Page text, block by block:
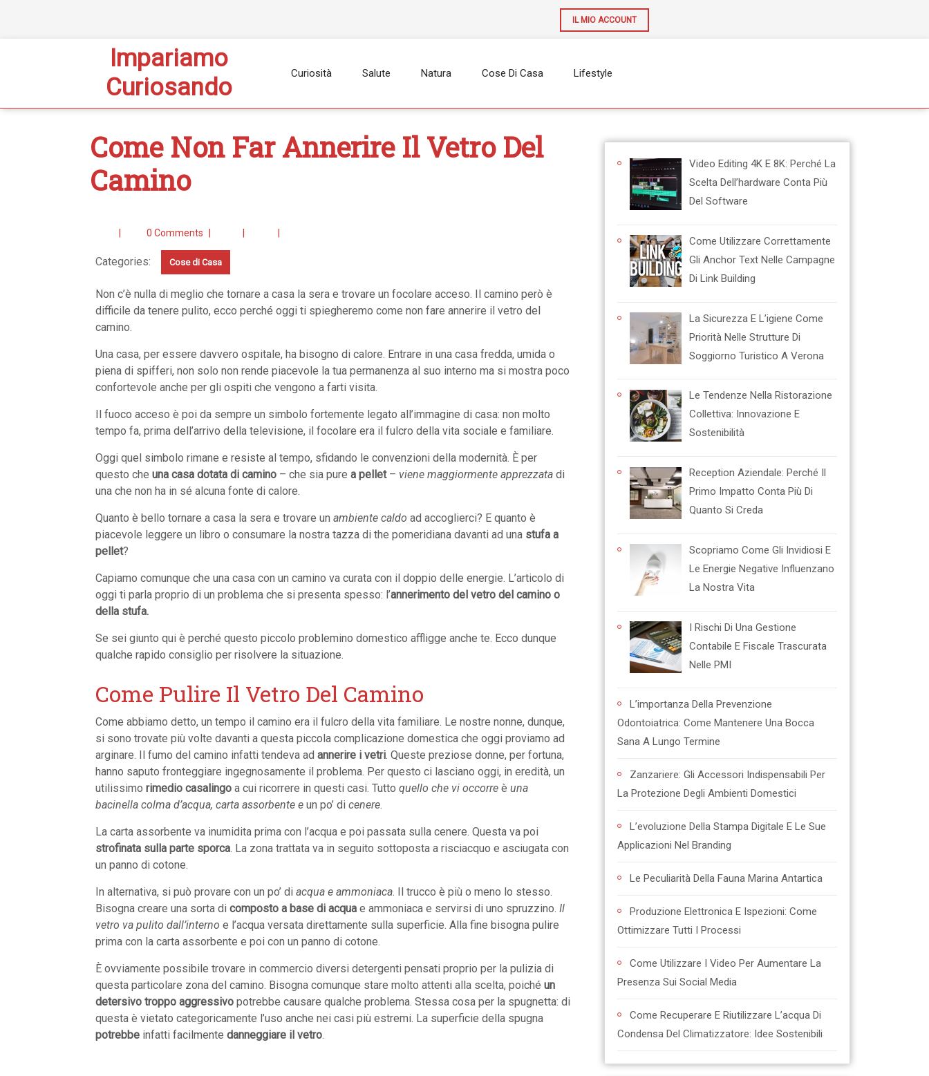
IL MIO ACCOUNT
Impariamo
Curiosando
Curiosità Salute Natura Cose Di Casa Lifestyle
Come Non Far Annerire Il Vetro Del
Camino
0 Comments
Categories: Cose di Casa
Non c’è nulla di meglio che tornare a casa la sera e trovare un focolare acceso. Il camino però è
difficile da tenere pulito, ecco perché oggi ti spiegheremo come non fare annerire il vetro del
camino.
Una casa, per essere davvero ospitale, ha bisogno di calore. Entrare in una casa fredda, umida o
piena di spifferi, non solo non rende piacevole la tua permanenza al suo interno ma si mostra poco
confortevole anche per gli ospiti che vengono a farti visita.
Il fuoco acceso è poi da sempre un simbolo fortemente legato all’immagine di casa: non molto
tempo fa, prima dell’arrivo della televisione, il focolare era il fulcro della vita sociale e familiare.
Oggi quel simbolo rimane e resiste al tempo, sfidando le convenzioni della modernità. È per
questo che una casa dotata di camino – che sia pure a pellet– viene maggiormente apprezzata di
una che non ha in sé alcuna fonte di calore.
Quanto è bello tornare a casa la sera e trovare un ambiente caldo ad accoglierci? E quanto è
piacevole leggere un libro o consumare la nostra tazza di the pomeridiana davanti ad una stufa a
pellet?
Capiamo comunque che una casa con un camino va curata con il doppio delle energie. L’articolo di
oggi ti parla proprio di un problema che si presenta spesso: l’annerimento del vetro del camino o
della stufa.
Se sei giunto qui è perché questo piccolo problemino domestico affligge anche te. Ecco dunque
qualche rapido consiglio per risolvere la situazione.
Come Pulire Il Vetro Del Camino
Come abbiamo detto, un tempo il camino era il fulcro della vita familiare. Le nostre nonne, dunque,
si sono trovate più volte davanti a questa piccola complicazione domestica che oggi proviamo ad
arginare. Il fumo del camino infatti tendeva ad annerire i vetri. Queste preziose donne, per fortuna,
hanno saputo fronteggiare ingegnosamente il problema. Per questo ci lasciano oggi, in eredità, un
utilissimo rimedio casalingo a cui ricorrere in questi casi. Tutto quello che vi occorre è una
bacinella colma d’acqua, carta assorbente e un po’ di cenere.
La carta assorbente va inumidita prima con l’acqua e poi passata sulla cenere. Questa va poi
strofinata sulla parte sporca. La zona trattata va in seguito sottoposta a risciacquo e asciugata con
un panno di cotone.
In alternativa, si può provare con un po’ di acqua e ammoniaca. Il trucco è più o meno lo stesso.
Bisogna creare una sorta di composto a base di acqua e ammoniaca e servirsi di uno spruzzino. Il
vetro va pulito dall’interno e l’acqua versata direttamente sulla superficie. Alla fine bisogna pulire
prima con la carta assorbente e poi con un panno di cotone.
È ovviamente possibile trovare in commercio diversi detergenti pensati proprio per la pulizia di
questa particolare zona del camino. Bisogna comunque stare molto attenti alla scelta, poiché un
detersivo troppo aggressivo potrebbe causare qualche problema. Stessa cosa per la spugnetta: di
questa è vietato categoricamente l’uso anche nei casi più estremi. La superficie della spugna
potrebbe infatti facilmente danneggiare il vetro.
Video Editing 4K E 8K: Perché La
Scelta Dell’hardware Conta Più
Del Software
Come Utilizzare Correttamente
Gli Anchor Text Nelle Campagne
Di Link Building
La Sicurezza E L’igiene Come
Priorità Nelle Strutture Di
Soggiorno Turistico A Verona
Le Tendenze Nella Ristorazione
Collettiva: Innovazione E
Sostenibilità
Reception Aziendale: Perché Il
Primo Impatto Conta Più Di
Quanto Si Creda
Scopriamo Come Gli Invidiosi E
Le Energie Negative Influenzano
La Nostra Vita
I Rischi Di Una Gestione
Contabile E Fiscale Trascurata
Nelle PMI
L’importanza Della Prevenzione
Odontoiatrica: Come Mantenere Una Bocca
Sana A Lungo Termine
Zanzariere: Gli Accessori Indispensabili Per
La Protezione Degli Ambienti Domestici
L’evoluzione Della Stampa Digitale E Le Sue
Applicazioni Nel Branding
Le Peculiarità Della Fauna Marina Antartica
Produzione Elettronica E Ispezioni: Come
Ottimizzare Tutti I Processi
Come Utilizzare I Video Per Aumentare La
Presenza Sui Social Media
Come Recuperare E Riutilizzare L’acqua Di
Condensa Del Climatizzatore: Idee Sostenibili